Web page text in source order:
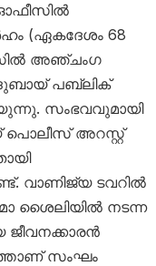
ഓഫീസിൽ
(ഏകദേശം 68
അഞ്ചംഗ
പബ്ലിക്
സംഭവവുമായി
പൊലീസ് അറസ്റ്റ്
വാണിജ്യ ടവറിൽ
ശൈലിയിൽ നടന്ന
ജീവനക്കാരൻ
സംഘം